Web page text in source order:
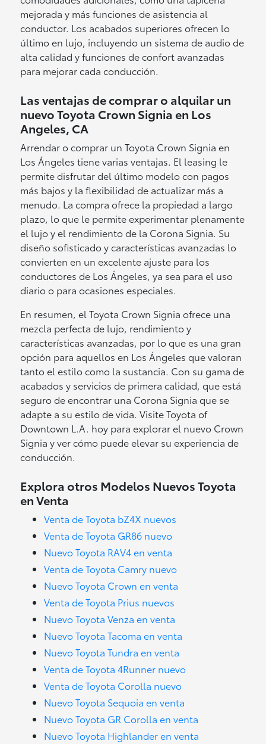
mejorada y más funciones de asistencia al
conductor. Los acabados superiores ofrecen lo
último en lujo, incluyendo un sistema de audio de
alta calidad y funciones de confort avanzadas
para mejorar cada conducción.
Las ventajas de comprar o alquilar un
nuevo Toyota Crown Signia en Los
Angeles, CA
Arrendar o comprar un Toyota Crown Signia en
Los Ángeles tiene varias ventajas. El leasing le
permite disfrutar del último modelo con pagos
más bajos y la flexibilidad de actualizar más a
menudo. La compra ofrece la propiedad a largo
plazo, lo que le permite experimentar plenamente
el lujo y el rendimiento de la Corona Signia. Su
diseño sofisticado y características avanzadas lo
convierten en un excelente ajuste para los
conductores de Los Ángeles, ya sea para el uso
diario o para ocasiones especiales.
En resumen, el Toyota Crown Signia ofrece una
mezcla perfecta de lujo, rendimiento y
características avanzadas, por lo que es una gran
opción para aquellos en Los Ángeles que valoran
tanto el estilo como la sustancia. Con su gama de
acabados y servicios de primera calidad, que está
seguro de encontrar una Corona Signia que se
adapte a su estilo de vida. Visite Toyota of
Downtown L.A. hoy para explorar el nuevo Crown
Signia y ver cómo puede elevar su experiencia de
conducción.
Explora otros Modelos Nuevos Toyota
en Venta
Venta de Toyota bZ4X nuevos
Venta de Toyota GR86 nuevo
Nuevo Toyota RAV4 en venta
Venta de Toyota Camry nuevo
Nuevo Toyota Crown en venta
Venta de Toyota Prius nuevos
Nuevo Toyota Venza en venta
Nuevo Toyota Tacoma en venta
Nuevo Toyota Tundra en venta
Venta de Toyota 4Runner nuevo
Venta de Toyota Corolla nuevo
Nuevo Toyota Sequoia en venta
Nuevo Toyota GR Corolla en venta
Nuevo Toyota Highlander en venta